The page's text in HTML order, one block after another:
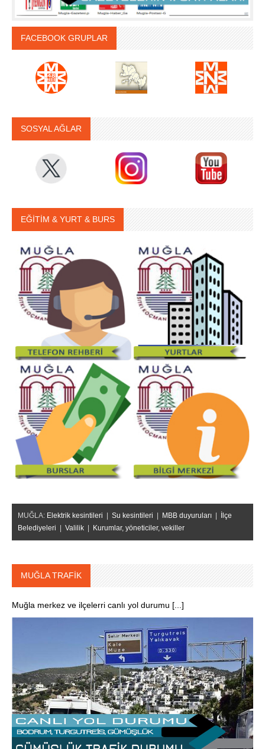
FACEBOOK GRUPLAR
SOSYAL AĞLAR
EĞİTİM & YURT & BURS
MUĞLA: Elektrik kesintileri Su kesintileri MBB duyuruları
İlçe
Belediyeleri
Valilik Kurumlar, yöneticiler, vekiller
MUĞLA TRAFİK
Muğla merkez ve ilçelerri canlı yol durumu [...]